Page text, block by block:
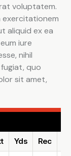
voluptatem.
exercitationem
aliquid ex ea
iure
nihil
quo
sit amet,
Yds Rec